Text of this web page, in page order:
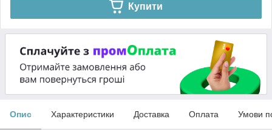
Купити
Опис Характеристики Доставка Оплата Умови